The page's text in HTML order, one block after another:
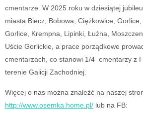
cmentarze. W 2025 roku w dziesiątej
miasta Biecz, Bobowa, Ciężkowice,
Gorlice, Krempna, Lipinki, Łużna,
Uście Gorlickie, a prace porządkowe
cmentarzach, co stanowi 1/4 cmentarzy z I
terenie Galicji Zachodniej.
Więcej o nas można znaleźć na naszej
http://www.osemka.home.pl/ lub na FB: